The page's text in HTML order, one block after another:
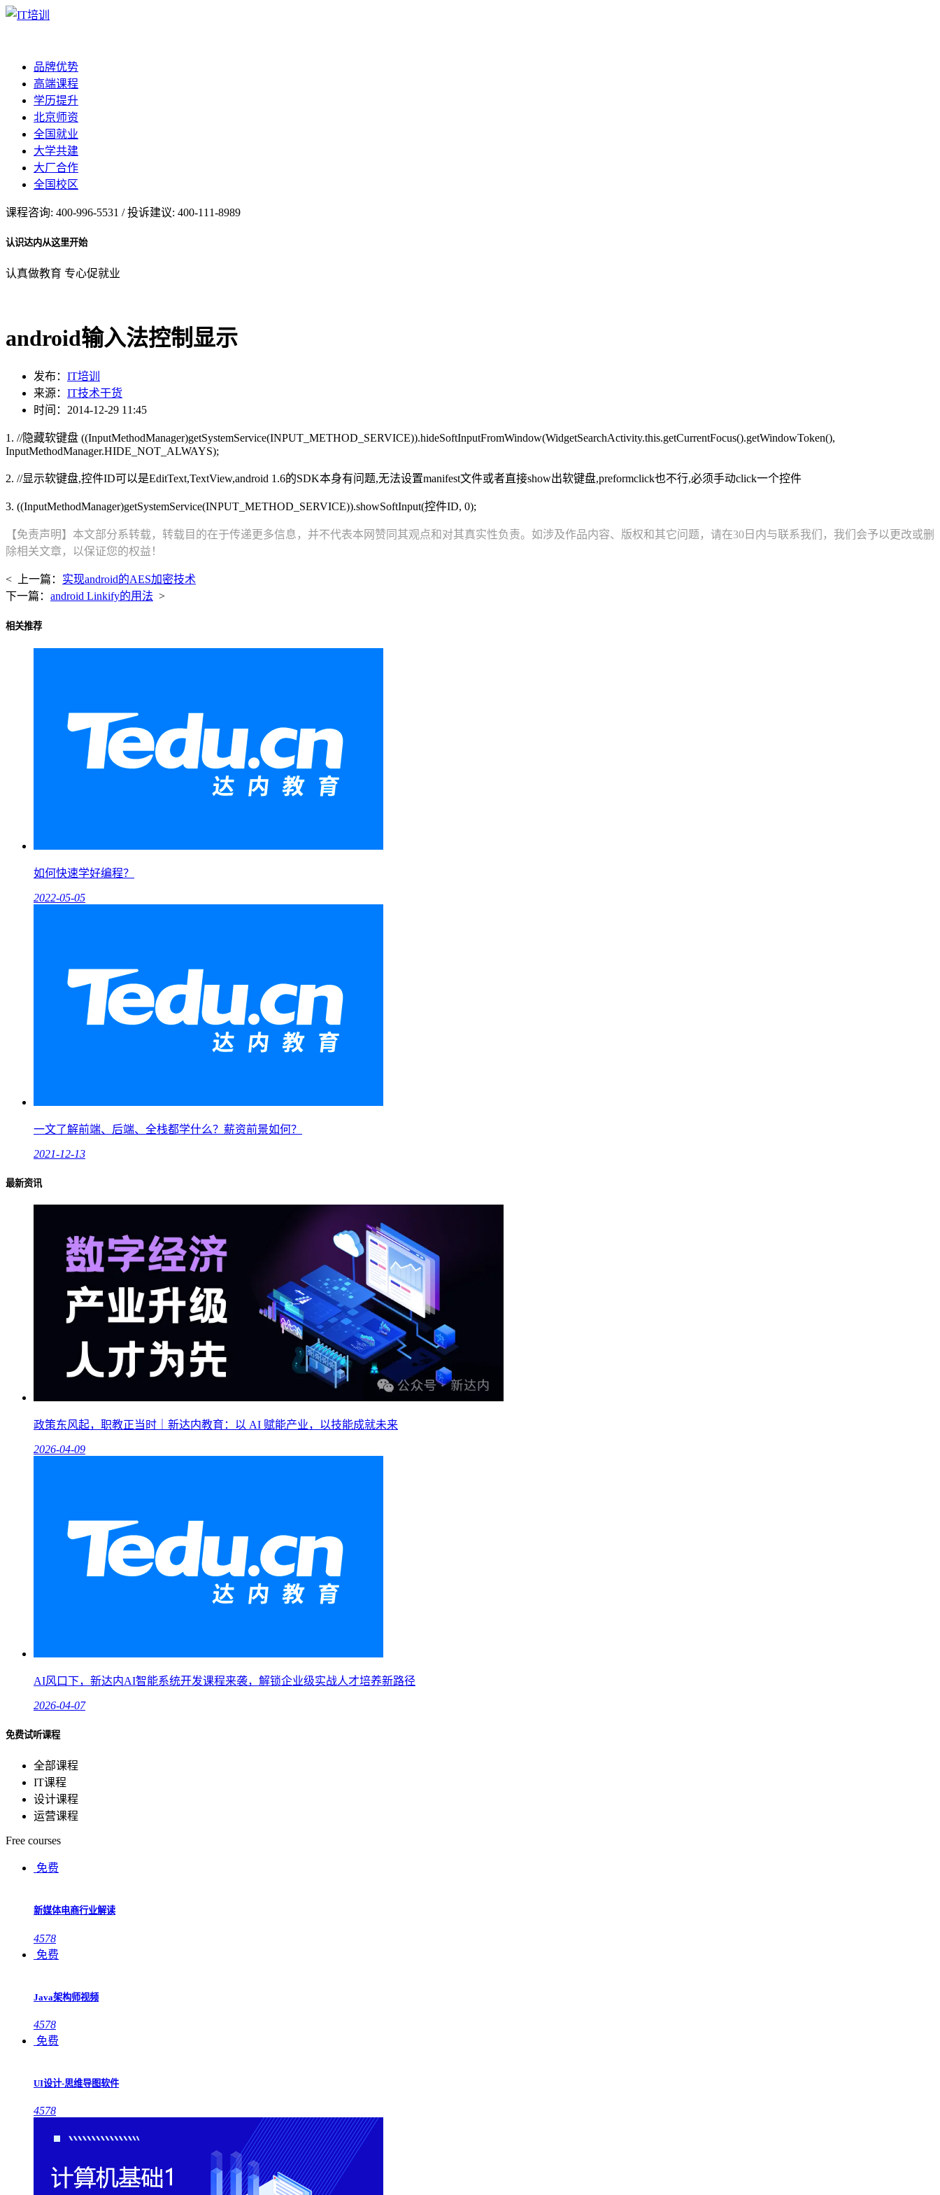
品牌优势
高端课程
学历提升
北京师资
全国就业
大学共建
大厂合作
全国校区
课程咨询: 400-996-5531 / 投诉建议: 400-111-8989
认识达内从这里开始
认真做教育 专心促就业
android输入法控制显示
发布： IT培训
来源： IT技术干货
时间：2014-12-29 11:45
1. //隐藏软键盘 ((InputMethodManager)getSystemService(INPUT_METHOD_SERVICE)).hideSoftInputFromWindow(WidgetSearchActivity.this.getCurrentFocus().getWindowToken(),
InputMethodManager.HIDE_NOT_ALWAYS);
2. //显示软键盘,控件ID可以是EditText,TextView,android 1.6的SDK本身有问题,无法设置manifest文件或者直接show出软键盘,preformclick也不行,必须手动click一个控件
3. ((InputMethodManager)getSystemService(INPUT_METHOD_SERVICE)).showSoftInput(控件ID, 0);
【免责声明】本文部分系转载，转载目的在于传递更多信息，并不代表本网赞同其观点和对其真实性负责。如涉及作品内容、版权和其它问题，请在30日内与联系我们，我们会予以更改或删
除相关文章，以保证您的权益！
< 上一篇： 实现android的AES加密技术
下一篇： android Linkify的用法 >
相关推荐
如何快速学好编程？
2022-05-05
一文了解前端、后端、全栈都学什么？薪资前景如何？
2021-12-13
最新资讯
政策东风起，职教正当时｜新达内教育：以 AI 赋能产业，以技能成就未来
2026-04-09
AI风口下，新达内AI智能系统开发课程来袭，解锁企业级实战人才培养新路径
2026-04-07
免费试听课程
全部课程
IT课程
设计课程
运营课程
Free courses
免费
新媒体电商行业解读
4578
免费
Java架构师视频
4578
免费
UI设计-思维导图软件
4578